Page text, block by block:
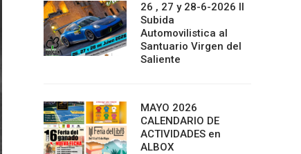
26 , 27 y 28-6-2026 II
Subida
Automovilistica al
Santuario Virgen del
Saliente
MAYO 2026
CALENDARIO DE
ACTIVIDADES en
ALBOX